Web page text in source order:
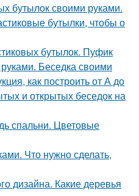
бутылок своими руками.
бутылки, чтобы о
бутылок. Пуфик
Беседка своими
как построить от А до
и открытых беседок на
спальни. Цветовые
Что нужно сделать,
дизайна. Какие деревья